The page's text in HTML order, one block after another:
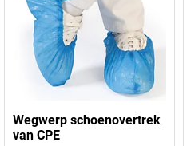
Wegwerp schoenovertrek
van CPE